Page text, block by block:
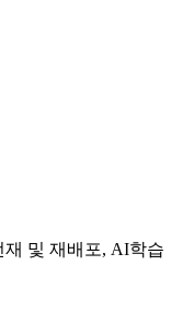
및 재배포, AI학습